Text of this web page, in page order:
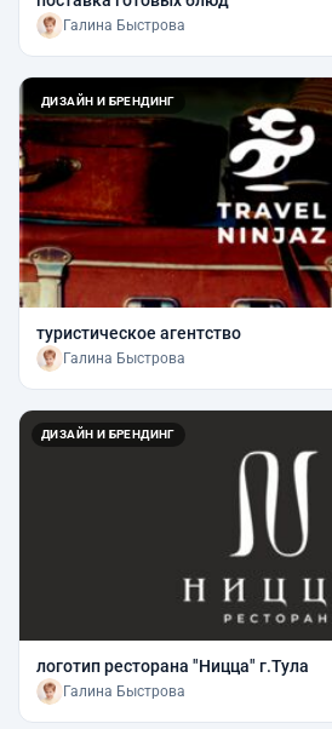
Галина Быстрова
ДИЗАЙН И БРЕНДИНГ
туристическое агентство
Галина Быстрова
ДИЗАЙН И БРЕНДИНГ
логотип ресторана "Ницца" г.Тула
Галина Быстрова